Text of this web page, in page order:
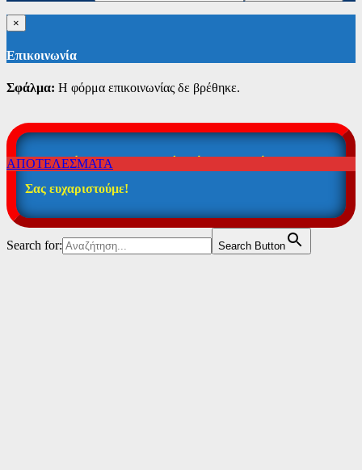
×
Επικοινωνία
Σφάλμα: Η φόρμα επικοινωνίας δε βρέθηκε.
ΑΠΟΤΕΛΕΣΜΑΤΑ
Η καταχώρηση των στοιχείων ήταν επιτυχής!
Σας ευχαριστούμε!
Search for: Search Button